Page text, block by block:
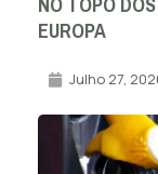
EUROPA
Julho 27,